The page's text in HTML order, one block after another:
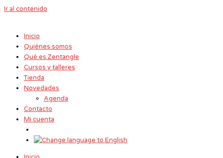
Ir al contenido
Inicio
Quiénes somos
Qué es Zentangle
Cursos y talleres
Tienda
Novedades
Agenda
Contacto
Mi cuenta